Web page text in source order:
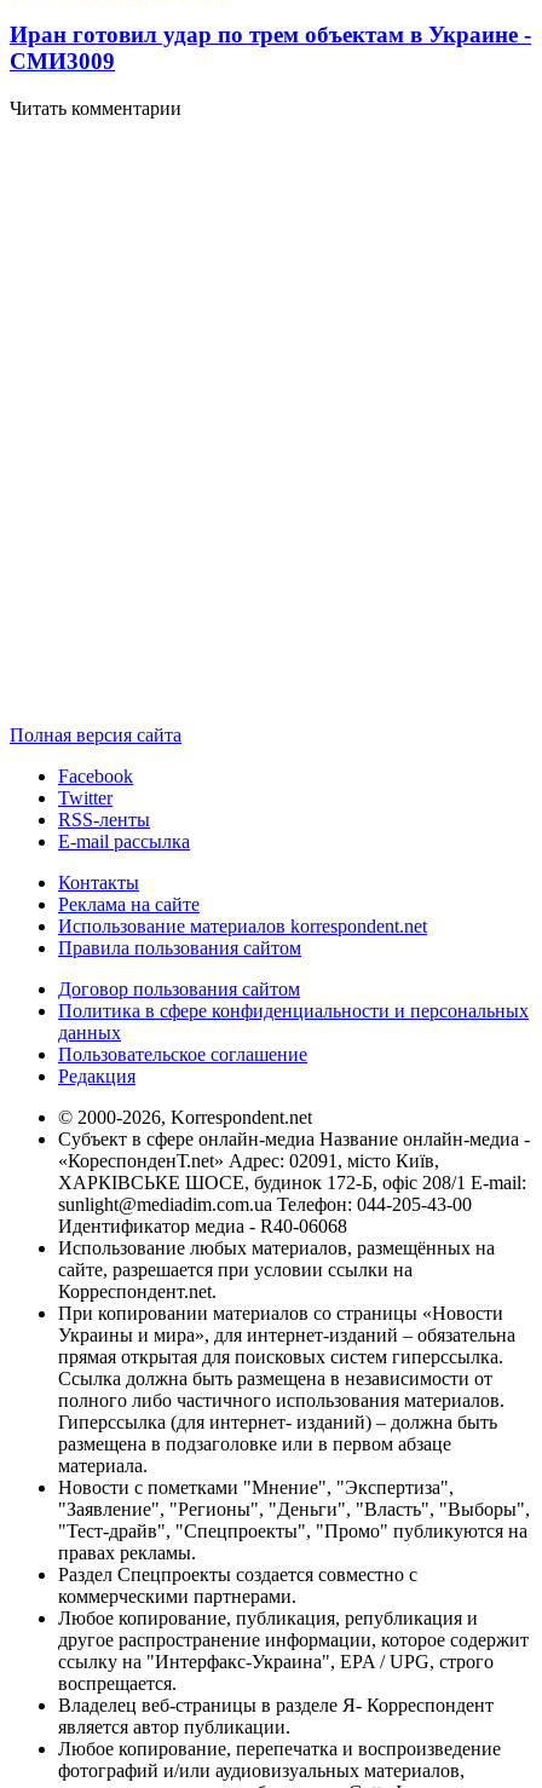
Иран готовил удар по трем объектам в Украине -
СМИ3009
Читать комментарии
Полная версия сайта
Facebook
Twitter
RSS-ленты
E-mail рассылка
Контакты
Реклама на сайте
Использование материалов korrespondent.net
Правила пользования сайтом
Договор пользования сайтом
Политика в сфере конфиденциальности и персональных
данных
Пользовательское соглашение
Редакция
© 2000-2026, Korrespondent.net
Субъект в сфере онлайн-медиа Название онлайн-медиа -
«КореспонденТ.net» Адрес: 02091, місто Київ,
ХАРКІВСЬКЕ ШОСЕ, будинок 172-Б, офіс 208/1 E-mail:
sunlight@mediadim.com.ua Телефон: 044-205-43-00
Идентификатор медиа - R40-06068
Использование любых материалов, размещённых на
сайте, разрешается при условии ссылки на
Корреспондент.net.
При копировании материалов со страницы «Новости
Украины и мира», для интернет-изданий – обязательна
прямая открытая для поисковых систем гиперссылка.
Ссылка должна быть размещена в независимости от
полного либо частичного использования материалов.
Гиперссылка (для интернет- изданий) – должна быть
размещена в подзаголовке или в первом абзаце
материала.
Новости с пометками "Мнение", "Экспертиза",
"Заявление", "Регионы", "Деньги", "Власть", "Выборы",
"Тест-драйв", "Спецпроекты", "Промо" публикуются на
правах рекламы.
Раздел Спецпроекты создается совместно с
коммерческими партнерами.
Любое копирование, публикация, републикация и
другое распространение информации, которое содержит
ссылку на "Интерфакс-Украина", EPA / UPG, строго
воспрещается.
Владелец веб-страницы в разделе Я- Корреспондент
является автор публикации.
Любое копирование, перепечатка и воспроизведение
фотографий и/или аудиовизуальных материалов,